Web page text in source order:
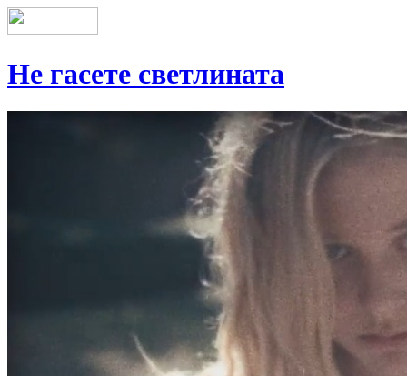
Не гасете светлината